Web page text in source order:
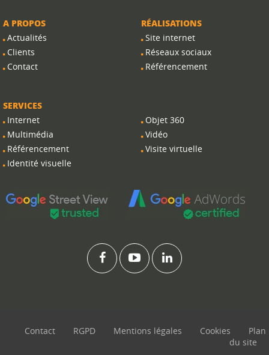
A PROPOS
Actualités
Clients
Contact
SERVICES
Internet
Multimédia
Référencement
Identité visuelle
RÉALISATIONS
Site internet
Réseaux sociaux
Référencement
Objet 360
Vidéo
Visite virtuelle
Contact RGPD Mentions légales Cookies
Plan
du site